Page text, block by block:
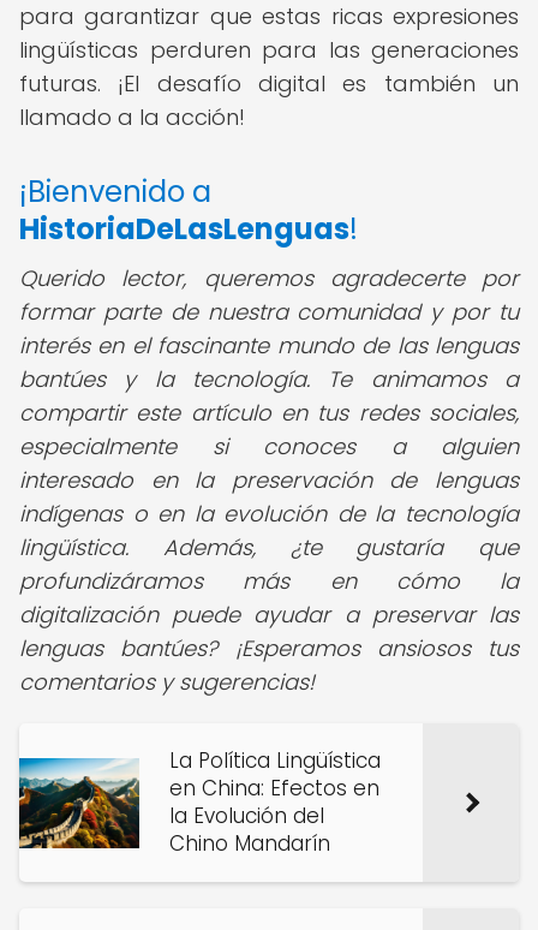
para garantizar que estas ricas expresiones
lingüísticas perduren para las generaciones
futuras. ¡El desafío digital es también un
llamado a la acción!
¡Bienvenido a
HistoriaDeLasLenguas!
Querido lector, queremos agradecerte por
formar parte de nuestra comunidad y por tu
interés en el fascinante mundo de las lenguas
bantúes y la tecnología. Te animamos a
compartir este artículo en tus redes sociales,
especialmente si conoces a alguien
interesado en la preservación de lenguas
indígenas o en la evolución de la tecnología
lingüística. Además, ¿te gustaría que
profundizáramos más en cómo la
digitalización puede ayudar a preservar las
lenguas bantúes?¡Esperamos ansiosos tus
comentarios y sugerencias!
La Política Lingüística
en China: Efectos en
la Evolución del
Chino Mandarín